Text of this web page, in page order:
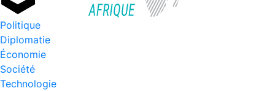
Politique
Diplomatie
Économie
Société
Technologie